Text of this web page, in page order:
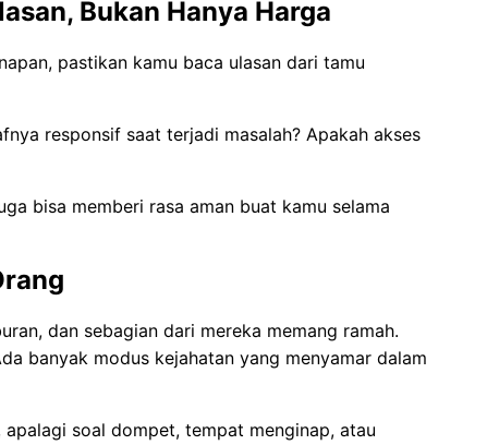
Bukan Hanya Harga
pastikan kamu baca ulasan dari tamu
responsif saat terjadi masalah? Apakah akses
bisa memberi rasa aman buat kamu selama
dan sebagian dari mereka memang ramah.
banyak modus kejahatan yang menyamar dalam
soal dompet, tempat menginap, atau